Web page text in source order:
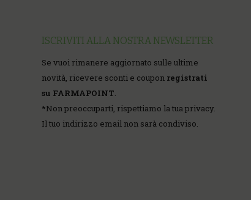
ISCRIVITI ALLA NOSTRA NEWSLETTER
Se vuoi rimanere aggiornato sulle ultime
novità, ricevere sconti e coupon registrati
su FARMAPOINT.
*Non preoccuparti, rispettiamo la tua privacy.
Il tuo indirizzo email non sarà condiviso.